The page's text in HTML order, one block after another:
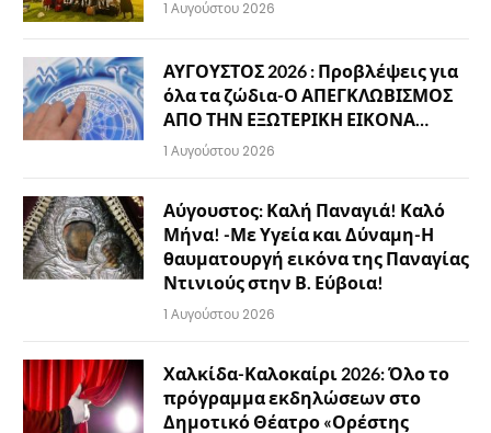
1 Αυγούστου 2026
ΑΥΓΟΥΣΤΟΣ 2026 : Προβλέψεις για
όλα τα ζώδια-Ο ΑΠΕΓΚΛΩΒΙΣΜΟΣ
ΑΠΟ ΤΗΝ ΕΞΩΤΕΡΙΚΗ ΕΙΚΟΝΑ…
1 Αυγούστου 2026
Αύγουστος: Καλή Παναγιά! Καλό
Μήνα! -Με Υγεία και Δύναμη-Η
θαυματουργή εικόνα της Παναγίας
Ντινιούς στην Β. Εύβοια!
1 Αυγούστου 2026
Χαλκίδα-Καλοκαίρι 2026: Όλο το
πρόγραμμα εκδηλώσεων στο
Δημοτικό Θέατρο «Ορέστης